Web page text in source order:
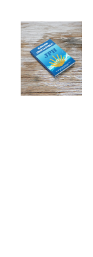
Note5.00
sur 5
AJOUTER
AU
PANIER
/
DÉTAILS